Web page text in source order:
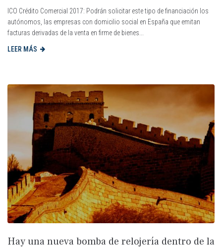
ICO Crédito Comercial 2017: Podrán solicitar este tipo de financiación los
autónomos, las empresas con domicilio social en España que emitan
facturas derivadas de la venta en firme de bienes...
LEER MÁS
Hay una nueva bomba de relojería dentro de la